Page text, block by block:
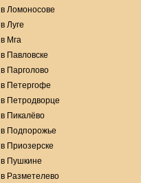
в Ломоносове
в Луге
в Мга
в Павловске
в Парголово
в Петергофе
в Петродворце
в Пикалёво
в Подпорожье
в Приозерске
в Пушкине
в Разметелево